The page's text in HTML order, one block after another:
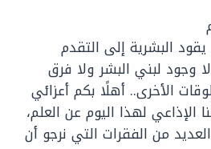
البشرية إلى التقدم
وجود لبني البشر ولا فرق
الأخرى.. أهلًا بكم أعزائي
الإذاعي لهذا اليوم عن العلم،
من الفقرات التي نرجو أن